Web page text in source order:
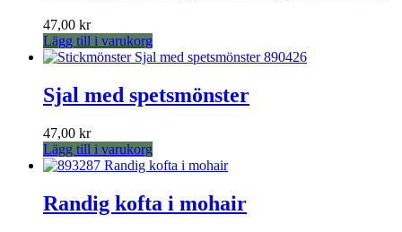
47,00 kr
Lägg till i varukorg
Sjal med spetsmönster
47,00 kr
Lägg till i varukorg
Randig kofta i mohair